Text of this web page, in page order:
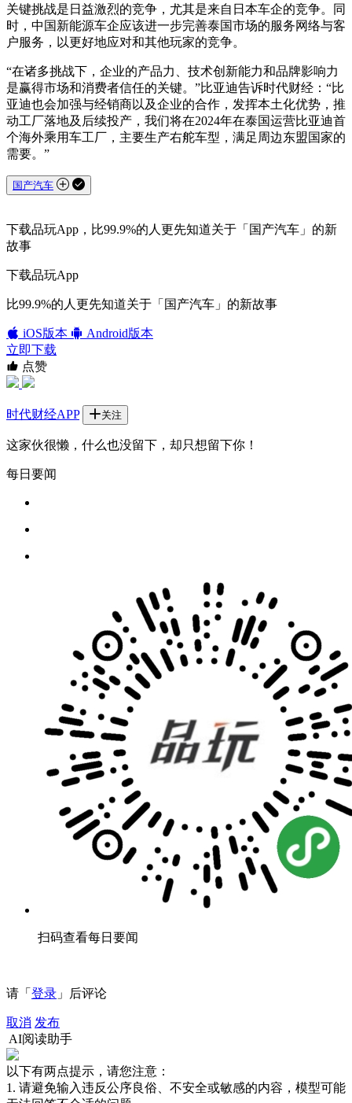
关键挑战是日益激烈的竞争，尤其是来自日本车企的竞争。同
时，中国新能源车企应该进一步完善泰国市场的服务网络与客
户服务，以更好地应对和其他玩家的竞争。
“在诸多挑战下，企业的产品力、技术创新能力和品牌影响力
是赢得市场和消费者信任的关键。”比亚迪告诉时代财经：“比
亚迪也会加强与经销商以及企业的合作，发挥本土化优势，推
动工厂落地及后续投产，我们将在2024年在泰国运营比亚迪首
个海外乘用车工厂，主要生产右舵车型，满足周边东盟国家的
需要。”
国产汽车
下载品玩App，比99.9%的人更先知道关于「国产汽车」的新
故事
下载品玩App
比99.9%的人更先知道关于「国产汽车」的新故事
iOS版本
Android版本
立即下载
点赞
时代财经APP 关注
这家伙很懒，什么也没留下，却只想留下你！
每日要闻
扫码查看每日要闻
请「 登录 」后评论
取消 发布
AI阅读助手
以下有两点提示，请您注意：
1. 请避免输入违反公序良俗、不安全或敏感的内容，模型可能